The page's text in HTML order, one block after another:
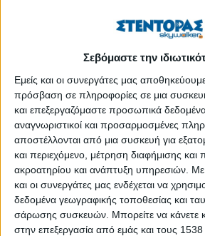
Σεβόμαστε την
Εμείς και οι συνεργάτες μας
πρόσβαση σε πληροφορίες σε μια
και επεξεργαζόμαστε προσωπικά
αναγνωριστικοί και προσαρμοσμένες
αποστέλλονται από μια συσκευή για
και περιεχόμενο, μέτρηση διαφήμισης και
ακροατηρίου και ανάπτυξη υπηρεσιών. Με
και οι συνεργάτες μας ενδέχεται να
δεδομένα γεωγραφικής τοποθεσίας και
σάρωσης συσκευών. Μπορείτε να κάνετε
στην επεξεργασία από εμάς και τους
Άκαρπη η συνάντηση κυβέρνησης-
Ανάγκη συντονισμού κυβερνήσεων
φορέων με την τουριστική βιομηχανία
Ανησυχία για την αύξηση
Απόψε η ψηφοφορία για την παροχή
εμπιστοσύνης